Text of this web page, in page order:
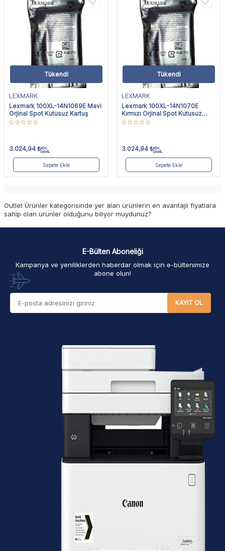
Tükendi
LEXMARK
Lexmark 100XL-14N1069E Mavi
Orjinal Spot Kutusuz Kartuş
3.024,94 ₺KDV
DAHİL
Sepete Ekle
Tükendi
LEXMARK
Lexmark 100XL-14N1070E
Kırmızı Orjinal Spot Kutusuz
Kartuş
3.024,94 ₺KDV
DAHİL
Sepete Ekle
Outlet Ürünler kategorisinde yer alan ürünlerin en avantajlı fiyatlara
sahip olan ürünler olduğunu biliyor muydunuz?
E-Bülten Aboneliği
Kampanya ve yeniliklerden haberdar olmak için e-bültenimize
abone olun!
KAYIT OL